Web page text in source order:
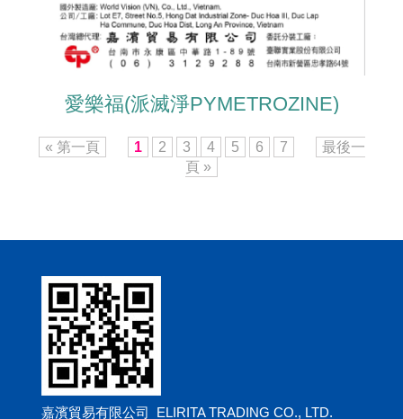
愛樂福(派滅淨PYMETROZINE)
« 第一頁 1 2 3 4 5 6 7
最後一
頁 »
嘉濱貿易有限公司 ELIRITA TRADING CO., LTD.